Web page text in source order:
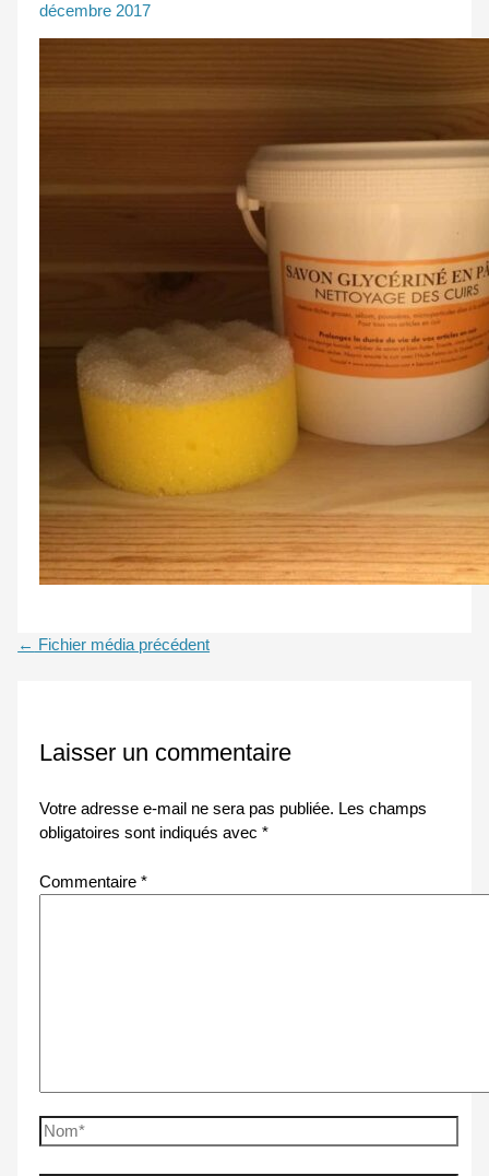
décembre 2017
← Fichier média précédent
Laisser un commentaire
Votre adresse e-mail ne sera pas publiée. Les champs
obligatoires sont indiqués avec*
Commentaire*
Nom*